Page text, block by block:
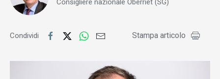
Consigliere nazionale Oberriet (SG)
Condividi Stampa articolo